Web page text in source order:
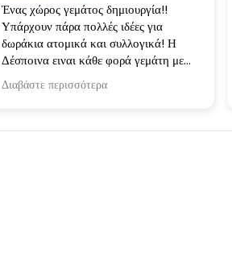
Ένας χώρος γεμάτος δημιουργία!!
Υπάρχουν πάρα πολλές ιδέες για
δωράκια ατομικά και συλλογικά! Η
Δέσποινα ειναι κάθε φορά γεμάτη με
όρεξη για να κάνει τις ιδέες
πραγματικότητα! Κάθε δημιουργία ηταν
την είχαμε κανονίσει!
Διαβάστε περισσότερα